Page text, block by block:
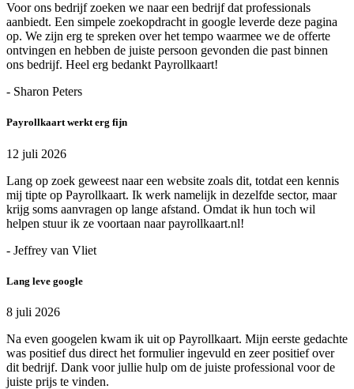
Voor ons bedrijf zoeken we naar een bedrijf dat professionals
aanbiedt. Een simpele zoekopdracht in google leverde deze pagina
op. We zijn erg te spreken over het tempo waarmee we de offerte
ontvingen en hebben de juiste persoon gevonden die past binnen
ons bedrijf. Heel erg bedankt Payrollkaart!
- Sharon Peters
Payrollkaart werkt erg fijn
12 juli 2026
Lang op zoek geweest naar een website zoals dit, totdat een kennis
mij tipte op Payrollkaart. Ik werk namelijk in dezelfde sector, maar
krijg soms aanvragen op lange afstand. Omdat ik hun toch wil
helpen stuur ik ze voortaan naar payrollkaart.nl!
- Jeffrey van Vliet
Lang leve google
8 juli 2026
Na even googelen kwam ik uit op Payrollkaart. Mijn eerste gedachte
was positief dus direct het formulier ingevuld en zeer positief over
dit bedrijf. Dank voor jullie hulp om de juiste professional voor de
juiste prijs te vinden.